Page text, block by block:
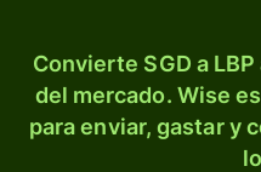
Convierte SGD a
del mercado. Wise
para enviar, gastar y